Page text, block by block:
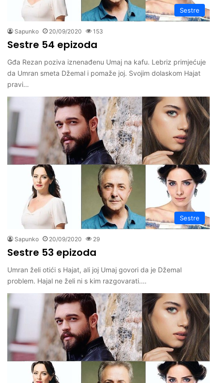
Sestre
Sapunko 20/09/2020 153
Sestre 54 epizoda
Gđa Rezan poziva iznenađenu Umaj na kafu. Lebriz primjećuje
da Umran smeta Džemal i pomaže joj. Svojim dolaskom Hajat
pravi…
Sestre
Sapunko 20/09/2020 29
Sestre 53 epizoda
Umran želi otići s Hajat, ali joj Umaj govori da je Džemal
problem. Hajal ne želi ni s kim razgovarati.…